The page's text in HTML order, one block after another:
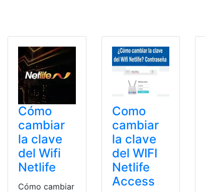
Cómo
cambiar
la clave
del Wifi
Netlife
Cómo cambiar
Como
cambiar
la clave
del WIFI
Netlife
Access